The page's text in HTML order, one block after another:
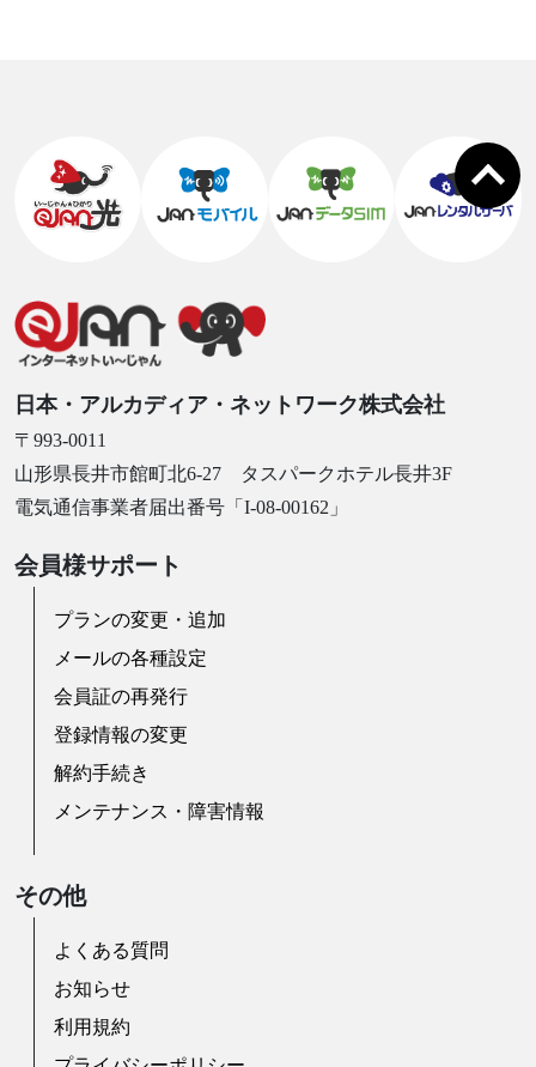
日本・アルカディア・ネットワーク株式会社
〒993-0011
山形県長井市館町北6-27 タスパークホテル長井3F
電気通信事業者届出番号「I-08-00162」
会員様サポート
プランの変更・追加
メールの各種設定
会員証の再発行
登録情報の変更
解約手続き
メンテナンス・障害情報
その他
よくある質問
お知らせ
利用規約